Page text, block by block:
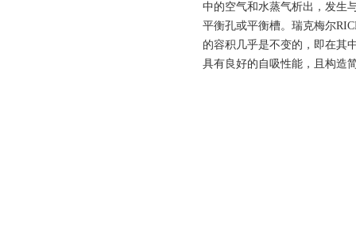
中的空气和水蒸气析出，发生
平衡孔或平衡槽。瑞克梅尔
的容积几乎是不变的，即在其
具有良好的自吸性能，且构造